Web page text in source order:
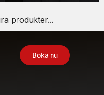
produkter...
Boka nu